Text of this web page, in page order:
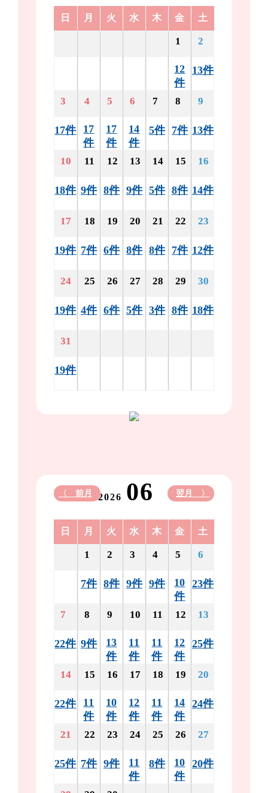
日 月 火 水 木 金 土
1
12
件
2
13件
3
17件
4
17
件
5
17
件
6
14
件
7
5件
8
7件
9
13件
10
18件
11
9件
12
8件
13
9件
14
5件
15
8件
16
14件
17
19件
18
7件
19
6件
20
8件
21
8件
22
7件
23
12件
24
19件
25
4件
26
6件
27
5件
28
3件
29
8件
30
18件
31
19件
2026 06
〈 前月 翌月 〉
日 月 火 水 木 金 土
1
7件
2
8件
3
9件
4
9件
5
10
件
6
23件
7
22件
8
9件
9
13
件
10
11
件
11
11
件
12
12
件
13
25件
14
22件
15
11
件
16
10
件
17
12
件
18
11
件
19
14
件
20
24件
21
25件
22
7件
23
9件
24
11
件
25
8件
26
10
件
27
20件